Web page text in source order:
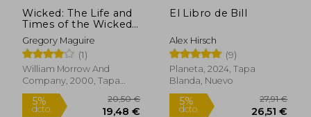
Wicked: The Life and
Times of the Wicked
Witch of the West (en
Inglés)
Gregory Maguire
(1)
William Morrow And
Company, 2000, Tapa
Blanda, Nuevo
Rápido
El Libro de Bill
Alex Hirsch
(9)
Planeta, 2024, Tapa
Blanda, Nuevo